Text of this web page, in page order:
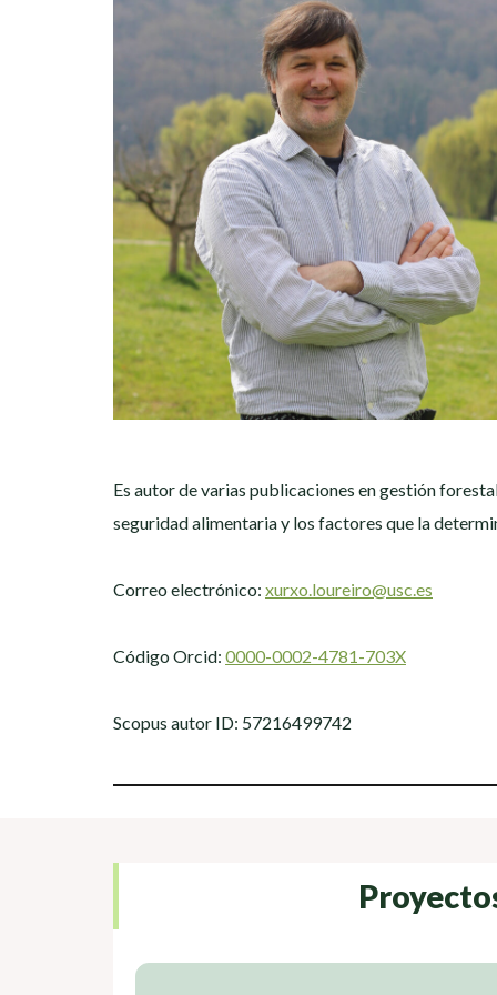
Es autor de varias publicaciones en gestión
seguridad alimentaria y los factores que la
Correo electrónico: xurxo.loureiro@usc.es
Código Orcid: 0000-0002-4781-703X
Scopus autor ID: 57216499742